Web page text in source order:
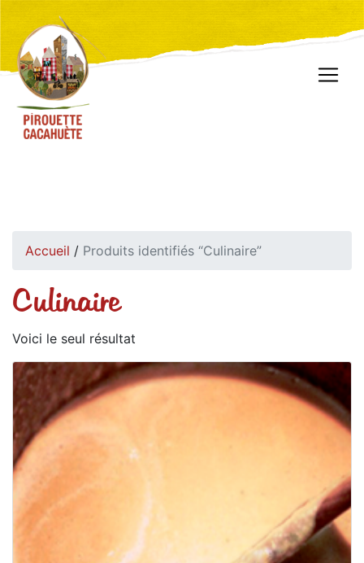
Accueil / Produits identifiés “Culinaire”
Culinaire
Voici le seul résultat